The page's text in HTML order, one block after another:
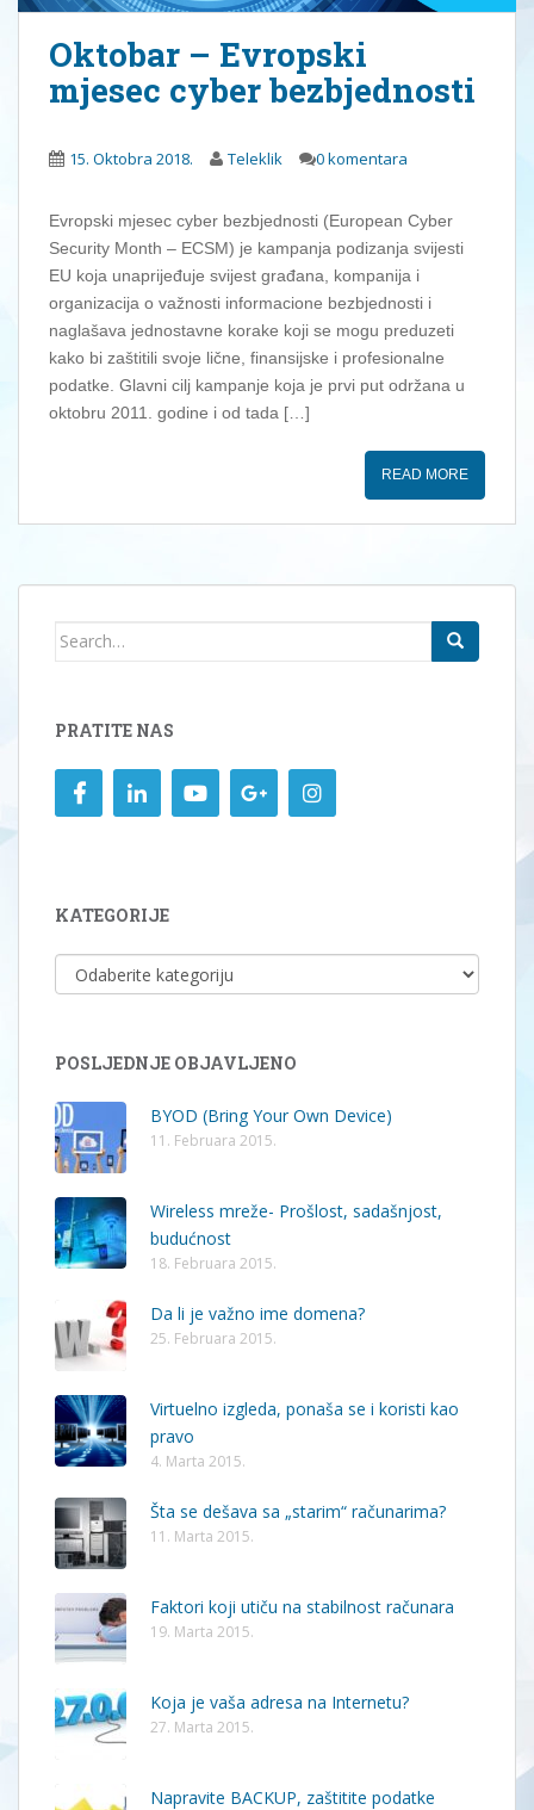
Oktobar – Evropski
mjesec cyber bezbjednosti
15. Oktobra 2018. Teleklik 0 komentara
Evropski mjesec cyber bezbjednosti (European Cyber ​​
Security Month – ECSM) je kampanja podizanja svijesti
EU koja unaprijeđuje svijest građana, kompanija i
organizacija o važnosti informacione bezbjednosti i
naglašava jednostavne korake koji se mogu preduzeti
kako bi zaštitili svoje lične, finansijske i profesionalne
podatke. Glavni cilj kampanje koja je prvi put održana u
oktobru 2011. godine i od tada […]
READ MORE
Search
PRATITE NAS
KATEGORIJE
KATEGORIJE
POSLJEDNJE OBJAVLJENO
BYOD (Bring Your Own Device)
11. Februara 2015.
Wireless mreže- Prošlost, sadašnjost,
budućnost
18. Februara 2015.
Da li je važno ime domena?
25. Februara 2015.
Virtuelno izgleda, ponaša se i koristi kao
pravo
4. Marta 2015.
Šta se dešava sa „starim“ računarima?
11. Marta 2015.
Faktori koji utiču na stabilnost računara
19. Marta 2015.
Koja je vaša adresa na Internetu?
27. Marta 2015.
Napravite BACKUP, zaštitite podatke